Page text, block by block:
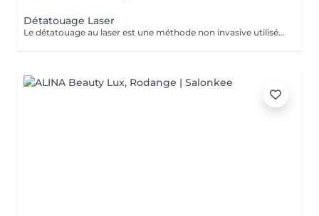
Détatouage Laser
Le détatouage au laser est une méthode non invasive utilisée pour enlever un tatouage de la peau en utilisant un laser. Ce processus est très populaire, car il permet de supprimer les tatouages de manière efficace tout en minimisant les risques de cicatrices. Le principe repose sur l'utilisation d e faisceaux lumineux qui fragmentent les pigments du tatouage.